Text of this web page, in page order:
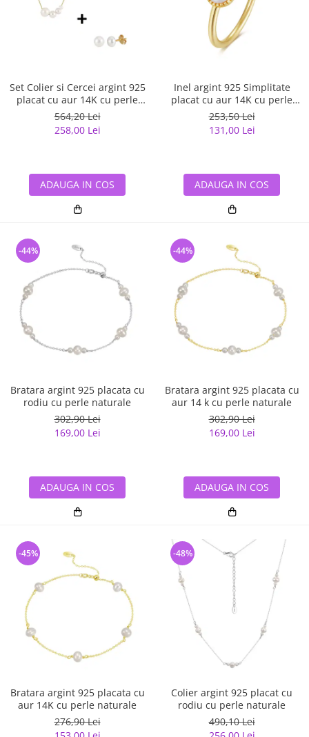
semipretioase
Bijuterii argint placat cu aur
Bijuterii argint cu murano
Bijuterii de Lux
Bijuterii gotice si rock
Bijuterii fantezie
Casete si cutii de bijuterii
Bijuterii tungsten
Solutii si lavete de curatare
bijuterii argint
Set Colier si Cercei argint 925
placat cu aur 14K cu perle
naturale
564,20 Lei
258,00 Lei
ADAUGA IN COS
Inel argint 925 Simplitate
placat cu aur 14K cu perle
naturale
253,50 Lei
131,00 Lei
ADAUGA IN COS
Bratara argint 925 placata cu
rodiu cu perle naturale
302,90 Lei
169,00 Lei
-44%
ADAUGA IN COS
Bratara argint 925 placata cu
aur 14 k cu perle naturale
302,90 Lei
169,00 Lei
-44%
ADAUGA IN COS
Bratara argint 925 placata cu
aur 14K cu perle naturale
276,90 Lei
-45%
Colier argint 925 placat cu
rodiu cu perle naturale
490,10 Lei
-48%